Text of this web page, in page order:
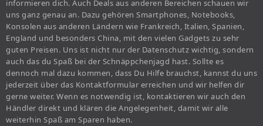
informieren dich. Auch Deals aus anderen Bereichen schauen wir
uns ganz genau an. Dazu gehören Smartphones, Notebooks,
Konsolen aus anderen Ländern wie Frankreich, Italien, Spanien,
England und besonders China, mit den vielen Gadgets zu sehr
guten Preisen. Uns ist nicht nur der Datenschutz wichtig, sondern
auch das du Spaß bei der Schnäppchenjagd hast. Sollte es
dennoch mal dazu kommen, dass Du Hilfe brauchst, kannst du uns
jederzeit über das Kontaktformular erreichen und wir helfen dir
gerne weiter. Wenn es notwendig ist, kontaktieren wir auch den
Händler direkt und klären die Angelegenheit, damit wir alle
weiterhin Spaß am Sparen haben.